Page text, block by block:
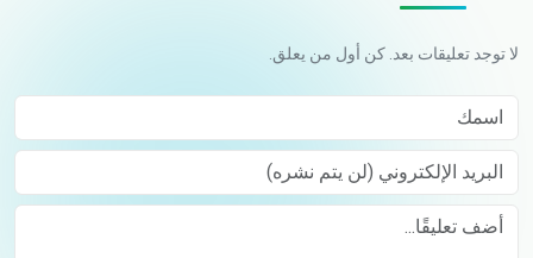
لا توجد تعليقات بعد. كن أول من يعلق.
اسمك
البريد الإلكتروني (لن يتم نشره)